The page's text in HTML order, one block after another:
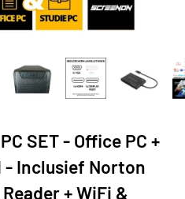
SET - Office PC +
- Inclusief Norton
+ WiFi &